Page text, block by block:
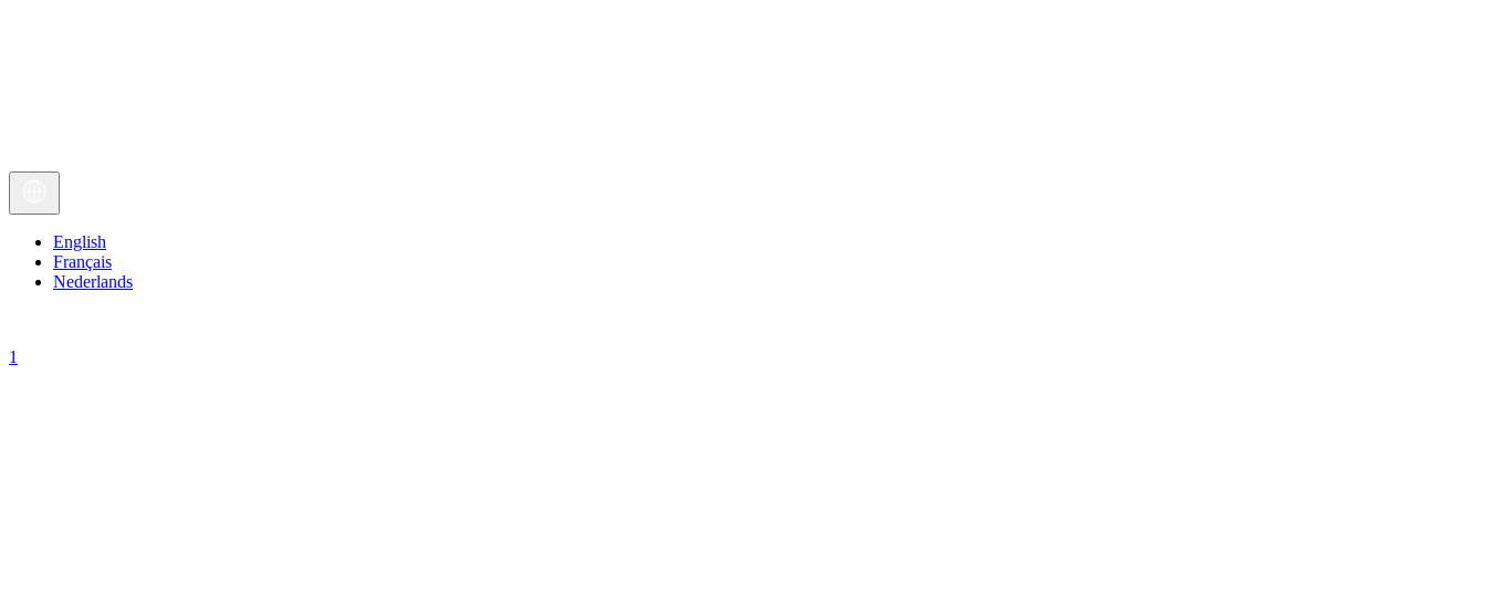
English
Français
Nederlands
1